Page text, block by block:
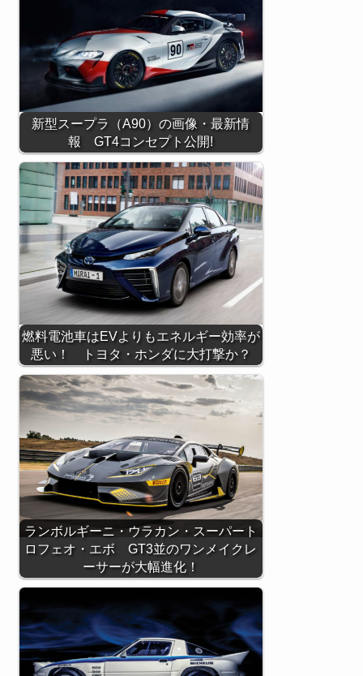
新型スープラ（A90）の画像・最新情
報 GT4コンセプト公開!
燃料電池車はEVよりもエネルギー効率が
悪い！ トヨタ・ホンダに大打撃か？
ランボルギーニ・ウラカン・スーパート
ロフェオ・エボ GT3並のワンメイクレ
ーサーが大幅進化！